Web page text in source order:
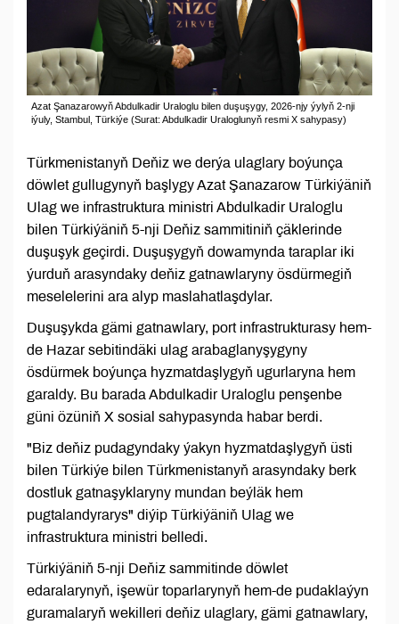
Azat Şanazarowyň Abdulkadir Uraloglu bilen duşuşygy, 2026-njy ýylyň 2-nji
iýuly, Stambul, Türkiýe (Surat: Abdulkadir Uraloglunyň resmi X sahypasy)
Türkmenistanyň Deňiz we derýa ulaglary boýunça
döwlet gullugynyň başlygy Azat Şanazarow Türkiýäniň
Ulag we infrastruktura ministri Abdulkadir Uraloglu
bilen Türkiýäniň 5-nji Deňiz sammitiniň çäklerinde
duşuşyk geçirdi. Duşuşygyň dowamynda taraplar iki
ýurduň arasyndaky deňiz gatnawlaryny ösdürmegiň
meselelerini ara alyp maslahatlaşdylar.
Duşuşykda gämi gatnawlary, port infrastrukturasy hem-
de Hazar sebitindäki ulag arabaglanyşygyny
ösdürmek boýunça hyzmatdaşlygyň ugurlaryna hem
garaldy. Bu barada Abdulkadir Uraloglu penşenbe
güni özüniň X sosial sahypasynda habar berdi.
"Biz deňiz pudagyndaky ýakyn hyzmatdaşlygyň üsti
bilen Türkiýe bilen Türkmenistanyň arasyndaky berk
dostluk gatnaşyklaryny mundan beýläk hem
pugtalandyrarys" diýip Türkiýäniň Ulag we
infrastruktura ministri belledi.
Türkiýäniň 5-nji Deňiz sammitinde döwlet
edaralarynyň, işewür toparlarynyň hem-de pudaklaýyn
guramalaryň wekilleri deňiz ulaglary, gämi gatnawlary,